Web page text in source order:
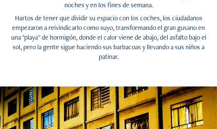
noches y en los fines de semana.
Hartos de tener que dividir su espacio con los coches, los ciudadanos
empezaron a reivindicarlo como suyo, transformando el gran gusano en
una "playa" de hormigón, donde el calor viene de abajo, del asfalto bajo el
sol, pero la gente sigue haciendo sus barbacoas y llevando a sus niños a
patinar.